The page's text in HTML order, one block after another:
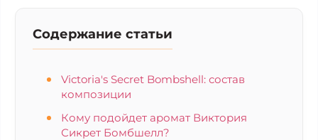
Содержание статьи
Victoria's Secret Bombshell: состав
композиции
Кому подойдет аромат Виктория
Сикрет Бомбшелл?